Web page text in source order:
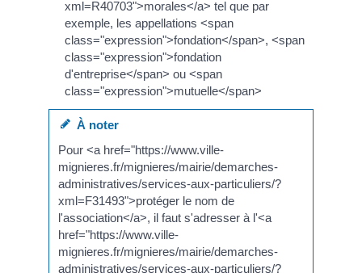
xml=R40703">morales</a> tel que par
exemple, les appellations <span
class="expression">fondation</span>, <span
class="expression">fondation
d'entreprise</span> ou <span
class="expression">mutuelle</span>
À noter
Pour <a href="https://www.ville-
mignieres.fr/mignieres/mairie/demarches-
administratives/services-aux-particuliers/?
xml=F31493">protéger le nom de
l'association</a>, il faut s'adresser à l'<a
href="https://www.ville-
mignieres.fr/mignieres/mairie/demarches-
administratives/services-aux-particuliers/?